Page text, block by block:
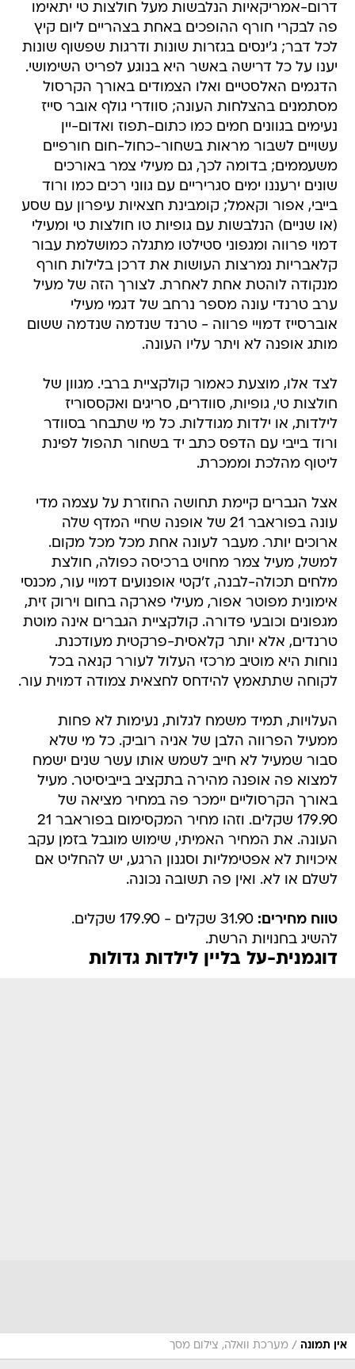
דרום-אמריקאיות הנלבשות מעל חולצות טי יתאימו
פה לבקרי חורף ההופכים באחת בצהריים ליום קיץ
לכל דבר; ג'ינסים בגזרות שונות ודרגות שפשוף שונות
יענו על כל דרישה באשר היא בנוגע לפריט השימושי.
הדגמים האלסטיים ואלו הצמודים באורך הקרסול
מסתמנים בהצלחות העונה; סוודרי גולף אובר סייז
נעימים בגוונים חמים כמו כתום-תפוז ואדום-יין
עשויים לשבור מראות בשחור-כחול-חום חורפיים
משעממים; בדומה לכך, גם מעילי צמר באורכים
שונים ירעננו ימים סגריריים עם גווני רכים כמו ורוד
בייבי, אפור וקאמל; קומבינת חצאיות עיפרון עם שסע
(או שניים) הנלבשות עם גופיות טו חולצות טי ומעילי
דמוי פרווה ומגפוני סטילטו מתגלה כמושלמת עבור
קלאבריות נמרצות העושות את דרכן בלילות חורף
מנקודה לוהטת אחת לאחרת. לצורך הזה של מעיל
ערב טרנדי עונה מספר נרחב של דגמי מעילי
אוברסייז דמויי פרווה - טרנד שנדמה שנדמה ששום
מותג אופנה לא ויתר עליו העונה.
לצד אלו, מוצעת כאמור קולקציית ברבי. מגוון של
חולצות טי, גופיות, סוודרים, סריגים ואקססוריז
לילדות, או ילדות מגודלות. כל מי שתבחר בסוודר
ורוד בייבי עם הדפס כתב יד בשחור תהפול לפינת
ליטוף מהלכת וממכרת.
אצל הגברים קיימת תחושה החוזרת על עצמה מדי
עונה בפוראבר 21 של אופנה שחיי המדף שלה
ארוכים יותר. מעבר לעונה אחת מכל מכל מקום.
למשל, מעיל צמר מחויט ברכיסה כפולה, חולצת
מלחים תכולה-לבנה, ז'קטי אופנועים דמויי עור, מכנסי
אימונית מפוטר אפור, מעילי פארקה בחום וירוק זית,
מגפונים וכובעי פדורה. קולקציית הגברים אינה מוטת
טרנדים, אלא יותר קלאסית-פרקטית מעודכנת.
נוחות היא מוטיב מרכזי העלול לעורר קנאה בכל
לקוחה שתתאמץ להידחס לחצאית צמודה דמוית עור.
העלויות, תמיד משמח לגלות, נעימות לא פחות
ממעיל הפרווה הלבן של אניה רוביק. כל מי שלא
סבור שמעיל לא חייב לשמש אותו עשר שנים ישמח
למצוא פה אופנה מהירה בתקציב בייביסיטר. מעיל
באורך הקרסוליים יימכר פה במחיר מציאה של
179.90 שקלים. וזהו מחיר המקסימום בפוראבר 21
העונה. את המחיר האמיתי, שימוש מוגבל בזמן עקב
איכויות לא אפטימליות וסגנון הרגע, יש להחליט אם
לשלם או לא. ואין פה תשובה נכונה.
טווח מחירים: 31.90 שקלים - 179.90 שקלים.
להשיג בחנויות הרשת.
דוגמנית-על בליין לילדות גדולות
אין תמונה / מערכת וואלה, צילום מסך